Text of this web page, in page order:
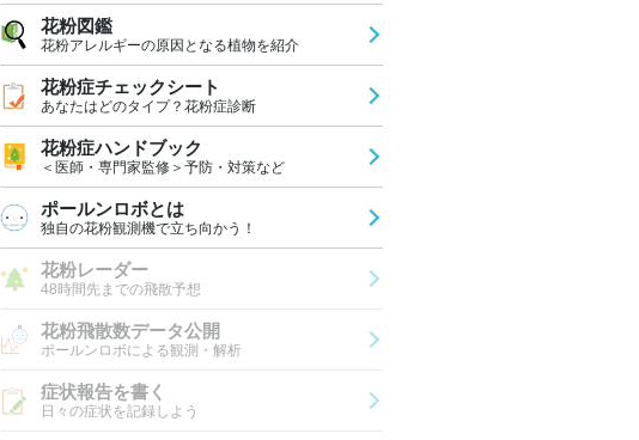
花粉図鑑
花粉アレルギーの原因となる植物を紹介
花粉症チェックシート
あなたはどのタイプ？花粉症診断
花粉症ハンドブック
＜医師・専門家監修＞予防・対策など
ポールンロボとは
独自の花粉観測機で立ち向かう！
花粉レーダー
48時間先までの飛散予想
花粉飛散数データ公開
ポールンロボによる観測・解析
症状報告を書く
日々の症状を記録しよう